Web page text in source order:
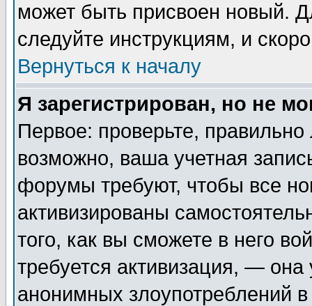
может быть присвоен новый.
следуйте инструкциям, и
Вернуться к началу
Я зарегистрирован, но не
Первое: проверьте,
возможно, ваша учетная
форумы требуют, чтобы все
активизированы
того, как вы сможете в него
требуется активизация, —
анонимных злоупотреблений